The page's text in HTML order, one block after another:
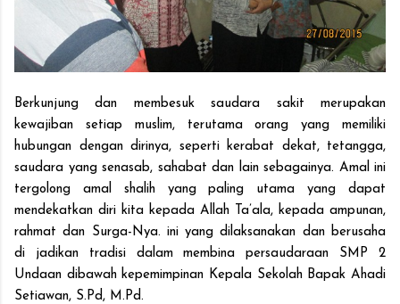
Berkunjung dan membesuk saudara sakit merupakan
kewajiban setiap muslim, terutama orang yang memiliki
hubungan dengan dirinya, seperti kerabat dekat, tetangga,
saudara yang senasab, sahabat dan lain sebagainya. Amal ini
tergolong amal shalih yang paling utama yang dapat
mendekatkan diri kita kepada Allah Ta’ala, kepada ampunan,
rahmat dan Surga-Nya. ini yang dilaksanakan dan berusaha
di jadikan tradisi dalam membina persaudaraan SMP 2
Undaan dibawah kepemimpinan Kepala Sekolah Bapak Ahadi
Setiawan, S.Pd, M.Pd.